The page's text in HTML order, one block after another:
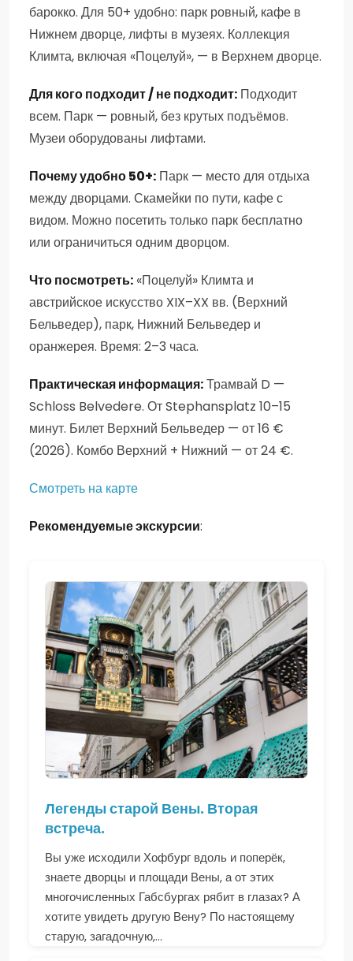
барокко. Для 50+ удобно: парк ровный, кафе в
Нижнем дворце, лифты в музеях. Коллекция
Климта, включая «Поцелуй», — в Верхнем дворце.
Для кого подходит / не подходит: Подходит
всем. Парк — ровный, без крутых подъёмов.
Музеи оборудованы лифтами.
Почему удобно 50+: Парк — место для отдыха
между дворцами. Скамейки по пути, кафе с
видом. Можно посетить только парк бесплатно
или ограничиться одним дворцом.
Что посмотреть: «Поцелуй» Климта и
австрийское искусство XIX–XX вв. (Верхний
Бельведер), парк, Нижний Бельведер и
оранжерея. Время: 2–3 часа.
Практическая информация:Трамвай D —
Schloss Belvedere. От Stephansplatz 10–15
минут. Билет Верхний Бельведер — от 16 €
(2026). Комбо Верхний + Нижний — от 24 €.
Смотреть на карте
Рекомендуемые экскурсии:
Легенды старой Вены. Вторая
встреча.
Вы уже исходили Хофбург вдоль и поперёк,
знаете дворцы и площади Вены, а от этих
многочисленных Габсбургах рябит в глазах? А
хотите увидеть другую Вену? По настоящему
старую, загадочную,...